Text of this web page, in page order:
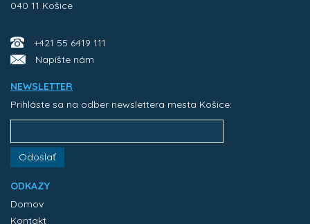
040 11 Košice
+421 55 6419 111
Napíšte nám
NEWSLETTER
Prihláste sa na odber newslettera mesta Košice:
Odoslať
ODKAZY
Domov
Kontakt